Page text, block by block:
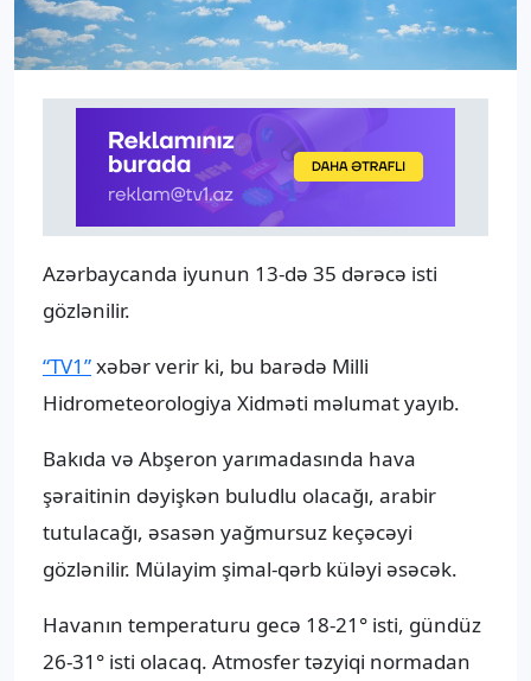
Azərbaycanda iyunun 13-də 35 dərəcə isti
gözlənilir.
“TV1”xəbər verir ki, bu barədə Milli
Hidrometeorologiya Xidməti məlumat yayıb.
Bakıda və Abşeron yarımadasında hava
şəraitinin dəyişkən buludlu olacağı, arabir
tutulacağı, əsasən yağmursuz keçəcəyi
gözlənilir. Mülayim şimal-qərb küləyi əsəcək.
Havanın temperaturu gecə 18-21° isti, gündüz
26-31° isti olacaq. Atmosfer təzyiqi normadan